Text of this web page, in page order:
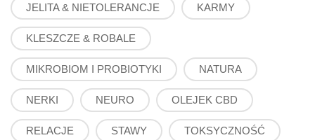
JELITA & NIETOLERANCJE KARMY
KLESZCZE & ROBALE
MIKROBIOM I PROBIOTYKI NATURA
NERKI NEURO OLEJEK CBD
RELACJE STAWY TOKSYCZNOŚĆ